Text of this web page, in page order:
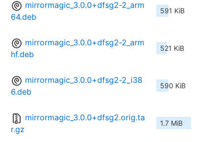
mirrormagic_3.0.0+dfsg2-2_arm
64.deb
591 KiB
mirrormagic_3.0.0+dfsg2-2_arm
hf.deb
521 KiB
mirrormagic_3.0.0+dfsg2-2_i38
6.deb
590 KiB
mirrormagic_3.0.0+dfsg2.orig.ta
r.gz
1.7 MiB